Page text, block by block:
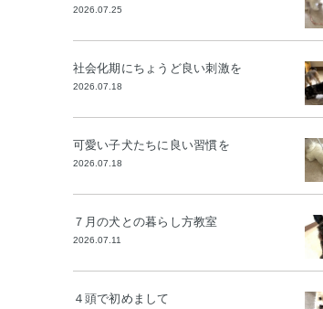
2026.07.25
社会化期にちょうど良い刺激を
2026.07.18
可愛い子犬たちに良い習慣を
2026.07.18
７月の犬との暮らし方教室
2026.07.11
４頭で初めまして